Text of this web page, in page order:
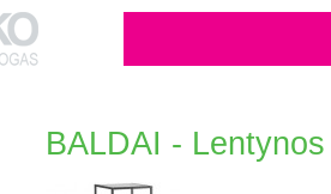
BALDAI - Lentynos